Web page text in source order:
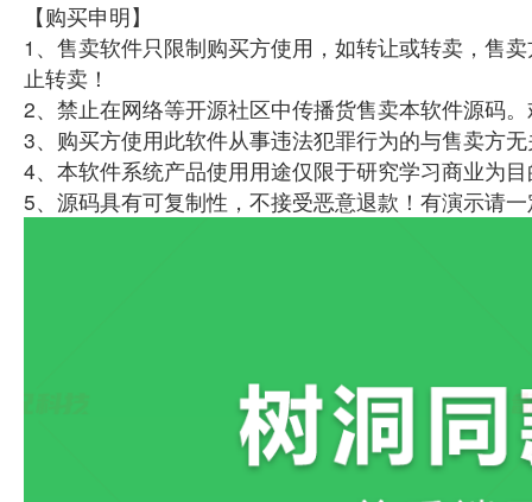
【购买申明】
1、售卖软件只限制购买方使用，如转让或转卖，售
止转卖！
2、禁止在网络等开源社区中传播货售卖本软件源码
3、购买方使用此软件从事违法犯罪行为的与售卖方
4、本软件系统产品使用用途仅限于研究学习商业为
5、源码具有可复制性，不接受恶意退款！有演示请